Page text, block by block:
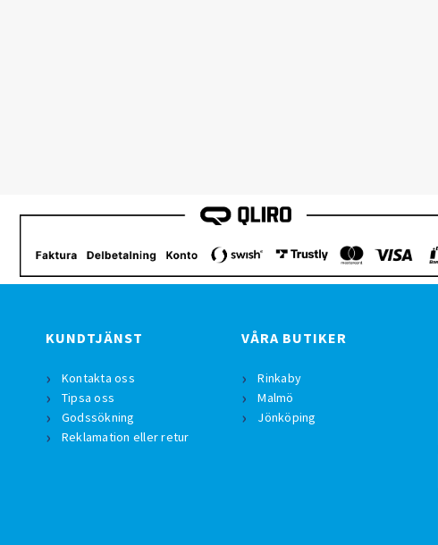
KUNDTJÄNST
Kontakta oss
Tipsa oss
Godssökning
Reklamation eller retur
VÅRA BUTIKER
Rinkaby
Malmö
Jönköping